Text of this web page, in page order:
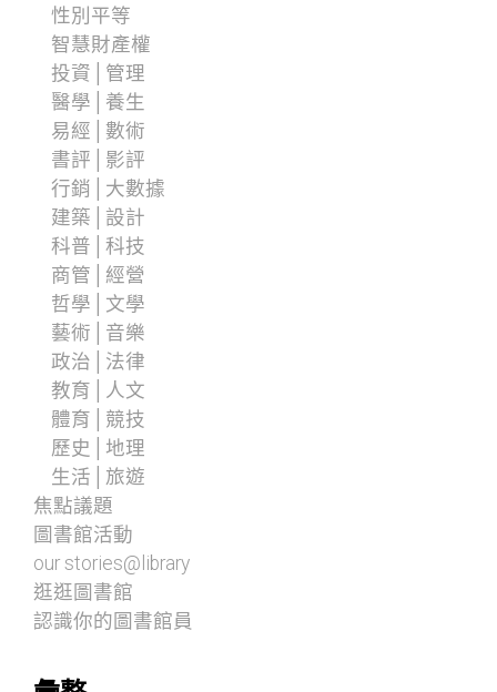
性別平等
智慧財產權
投資│管理
醫學│養生
易經│數術
書評│影評
行銷│大數據
建築│設計
科普│科技
商管│經營
哲學│文學
藝術│音樂
政治│法律
教育│人文
體育│競技
歷史│地理
生活│旅遊
焦點議題
圖書館活動
our stories@library
逛逛圖書館
認識你的圖書館員